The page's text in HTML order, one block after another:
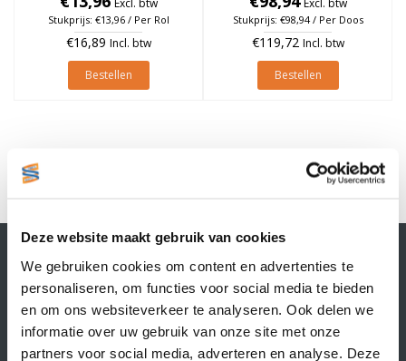
Deze website maakt gebruik van cookies
We gebruiken cookies om content en advertenties te
personaliseren, om functies voor social media te bieden
en om ons websiteverkeer te analyseren. Ook delen we
informatie over uw gebruik van onze site met onze
partners voor social media, adverteren en analyse. Deze
Stukprijs: €13,96 / Per Rol
€16,89 Incl. btw
Bestellen
doos)
Stukprijs: €98,94 / Per Doos
€119,72 Incl. btw
Bestellen
1
Contactgegevens
Supply Service B.V.
Nijverheidsstraat 25-K
3861 RJ Nijkerk
info@supplyservice.nl
+31 33 468 13 42